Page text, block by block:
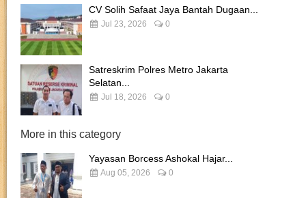
CV Solih Safaat Jaya Bantah Dugaan...
Jul 23, 2026 0
Satreskrim Polres Metro Jakarta
Selatan...
Jul 18, 2026 0
More in this category
Yayasan Borcess Ashokal Hajar...
Aug 05, 2026 0